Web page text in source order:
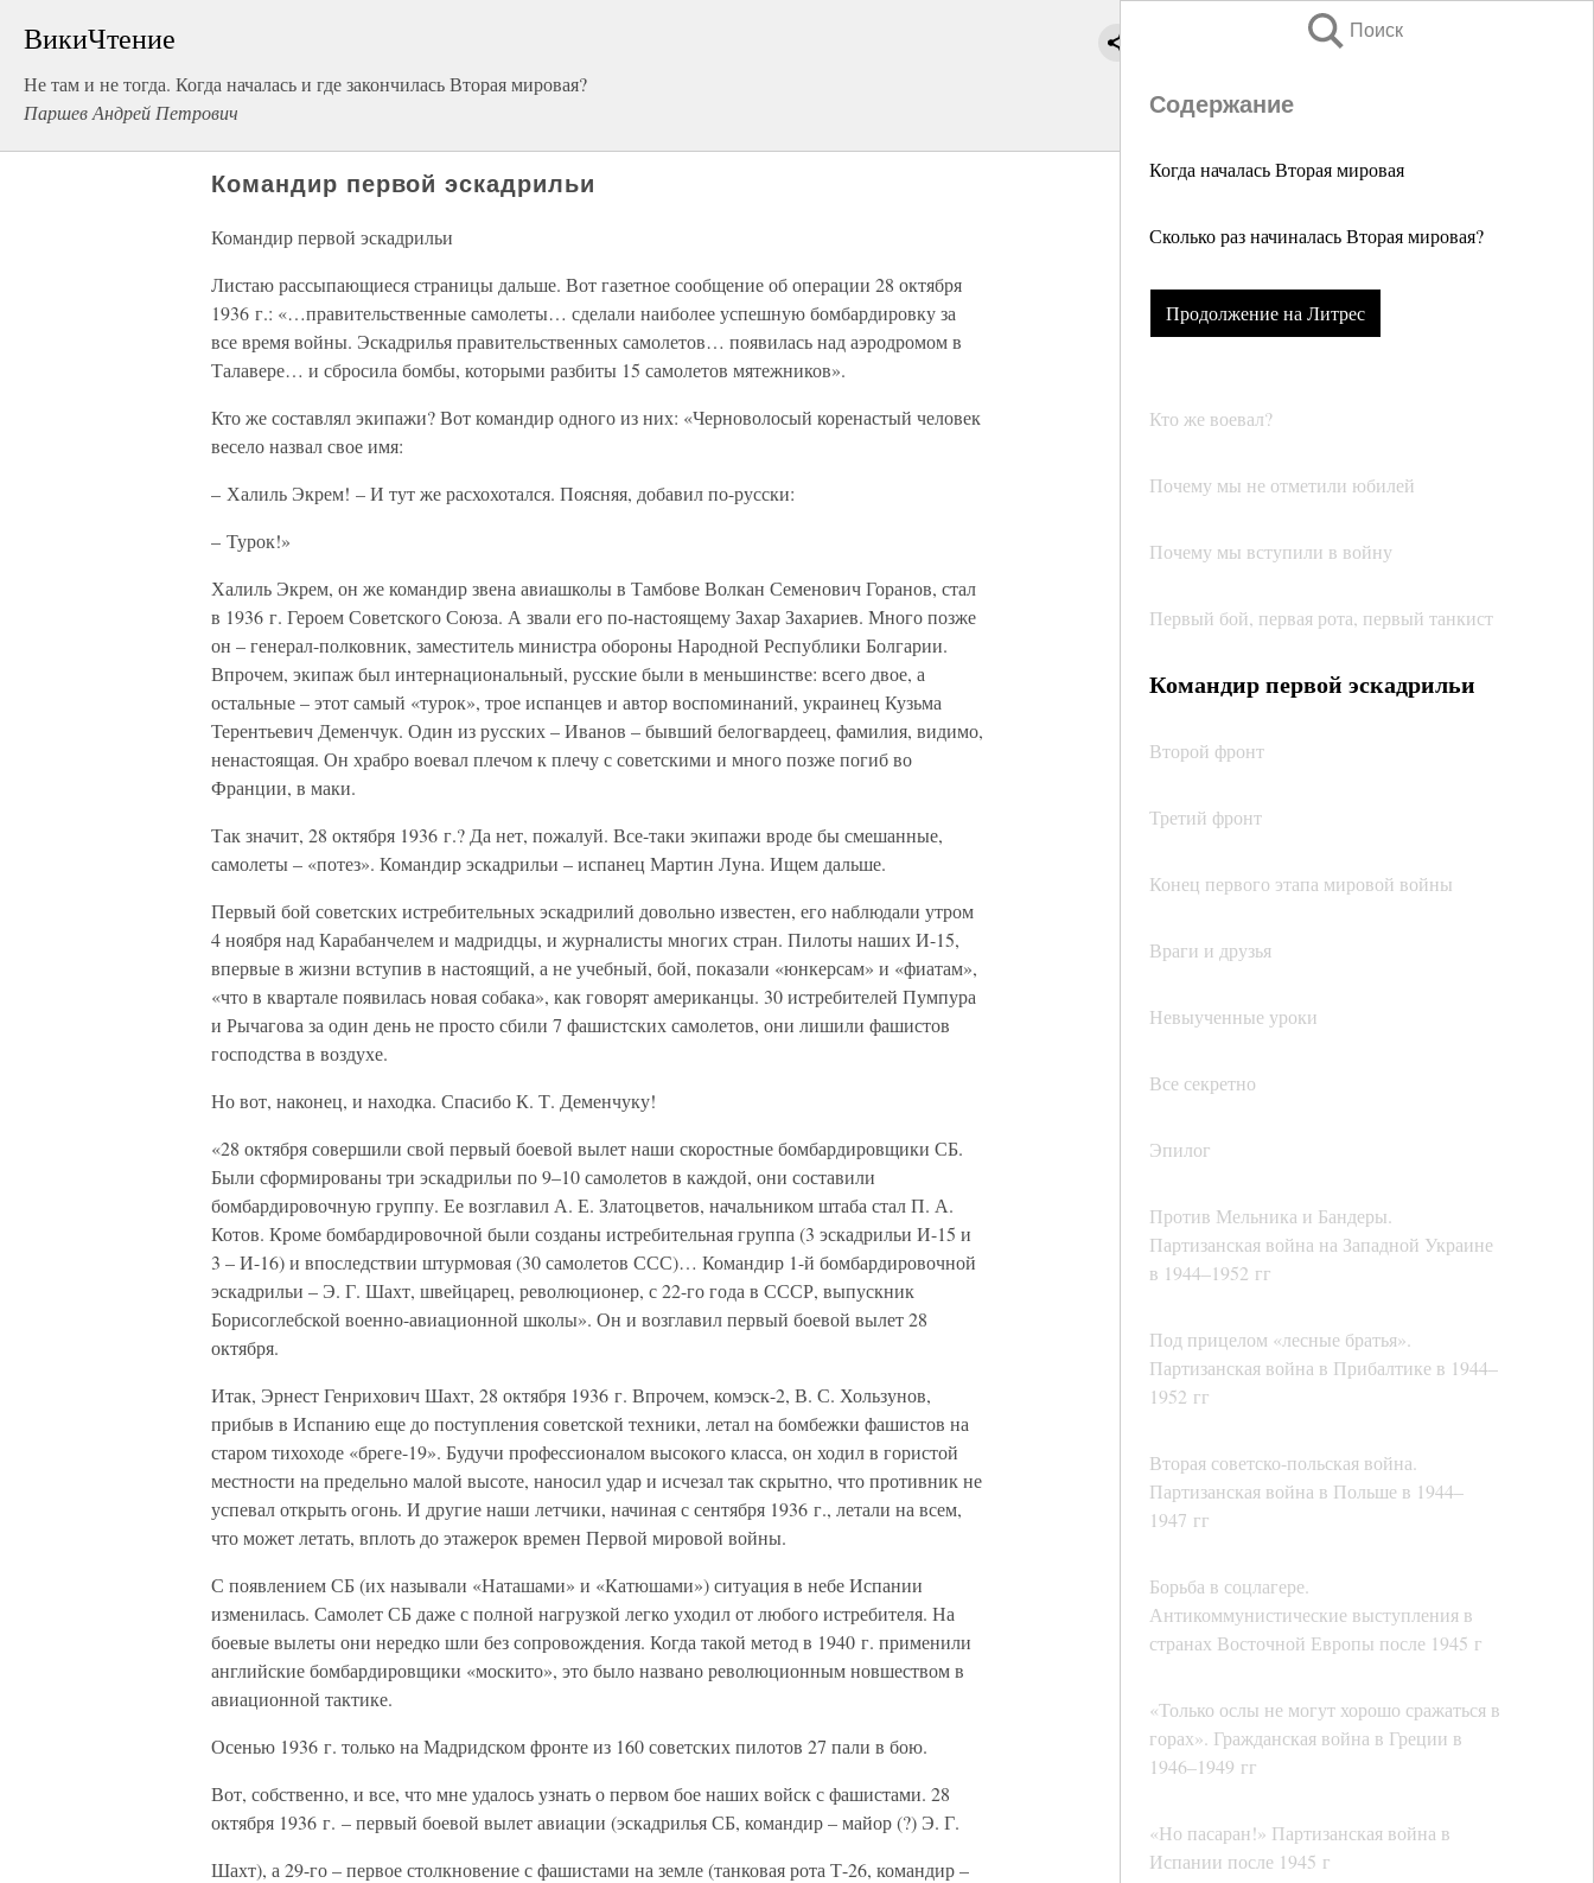
ВикиЧтение
Не там и не тогда. Когда началась и где закончилась Вторая мировая?
Паршев Андрей Петрович
Поиск
Содержание
Когда началась Вторая мировая
Сколько раз начиналась Вторая мировая?
Продолжение на Литрес
Кто же воевал?
Почему мы не отметили юбилей
Почему мы вступили в войну
Первый бой, первая рота, первый танкист
Командир первой эскадрильи
Второй фронт
Третий фронт
Конец первого этапа мировой войны
Враги и друзья
Невыученные уроки
Все секретно
Эпилог
Против Мельника и Бандеры.
Партизанская война на Западной Украине
в 1944–1952 гг
Под прицелом «лесные братья».
Партизанская война в Прибалтике в 1944–
1952 гг
Вторая советско-польская война.
Партизанская война в Польше в 1944–
1947 гг
Борьба в соцлагере.
Антикоммунистические выступления в
странах Восточной Европы после 1945 г
«Только ослы не могут хорошо сражаться в
горах». Гражданская война в Греции в
1946–1949 гг
«Но пасаран!» Партизанская война в
Испании после 1945 г
Командир первой эскадрильи
Командир первой эскадрильи
Листаю рассыпающиеся страницы дальше. Вот газетное сообщение об операции 28 октября
1936 г.: «…правительственные самолеты… сделали наиболее успешную бомбардировку за
все время войны. Эскадрилья правительственных самолетов… появилась над аэродромом в
Талавере… и сбросила бомбы, которыми разбиты 15 самолетов мятежников».
Кто же составлял экипажи? Вот командир одного из них: «Черноволосый коренастый человек
весело назвал свое имя:
– Халиль Экрем! – И тут же расхохотался. Поясняя, добавил по-русски:
– Турок!»
Халиль Экрем, он же командир звена авиашколы в Тамбове Волкан Семенович Горанов, стал
в 1936 г. Героем Советского Союза. А звали его по-настоящему Захар Захариев. Много позже
он – генерал-полковник, заместитель министра обороны Народной Республики Болгарии.
Впрочем, экипаж был интернациональный, русские были в меньшинстве: всего двое, а
остальные – этот самый «турок», трое испанцев и автор воспоминаний, украинец Кузьма
Терентьевич Деменчук. Один из русских – Иванов – бывший белогвардеец, фамилия, видимо,
ненастоящая. Он храбро воевал плечом к плечу с советскими и много позже погиб во
Франции, в маки.
Так значит, 28 октября 1936 г.? Да нет, пожалуй. Все-таки экипажи вроде бы смешанные,
самолеты – «потез». Командир эскадрильи – испанец Мартин Луна. Ищем дальше.
Первый бой советских истребительных эскадрилий довольно известен, его наблюдали утром
4 ноября над Карабанчелем и мадридцы, и журналисты многих стран. Пилоты наших И-15,
впервые в жизни вступив в настоящий, а не учебный, бой, показали «юнкерсам» и «фиатам»,
«что в квартале появилась новая собака», как говорят американцы. 30 истребителей Пумпура
и Рычагова за один день не просто сбили 7 фашистских самолетов, они лишили фашистов
господства в воздухе.
Но вот, наконец, и находка. Спасибо К. Т. Деменчуку!
«28 октября совершили свой первый боевой вылет наши скоростные бомбардировщики СБ.
Были сформированы три эскадрильи по 9–10 самолетов в каждой, они составили
бомбардировочную группу. Ее возглавил А. Е. Златоцветов, начальником штаба стал П. А.
Котов. Кроме бомбардировочной были созданы истребительная группа (3 эскадрильи И-15 и
3 – И-16) и впоследствии штурмовая (30 самолетов ССС)… Командир 1-й бомбардировочной
эскадрильи – Э. Г. Шахт, швейцарец, революционер, с 22-го года в СССР, выпускник
Борисоглебской военно-авиационной школы». Он и возглавил первый боевой вылет 28
октября.
Итак, Эрнест Генрихович Шахт, 28 октября 1936 г. Впрочем, комэск-2, В. С. Хользунов,
прибыв в Испанию еще до поступления советской техники, летал на бомбежки фашистов на
старом тихоходе «бреге-19». Будучи профессионалом высокого класса, он ходил в гористой
местности на предельно малой высоте, наносил удар и исчезал так скрытно, что противник не
успевал открыть огонь. И другие наши летчики, начиная с сентября 1936 г., летали на всем,
что может летать, вплоть до этажерок времен Первой мировой войны.
С появлением СБ (их называли «Наташами» и «Катюшами») ситуация в небе Испании
изменилась. Самолет СБ даже с полной нагрузкой легко уходил от любого истребителя. На
боевые вылеты они нередко шли без сопровождения. Когда такой метод в 1940 г. применили
английские бомбардировщики «москито», это было названо революционным новшеством в
авиационной тактике.
Осенью 1936 г. только на Мадридском фронте из 160 советских пилотов 27 пали в бою.
Вот, собственно, и все, что мне удалось узнать о первом бое наших войск с фашистами. 28
октября 1936 г. – первый боевой вылет авиации (эскадрилья СБ, командир – майор (?) Э. Г.
Шахт), а 29-го – первое столкновение с фашистами на земле (танковая рота Т-26, командир –